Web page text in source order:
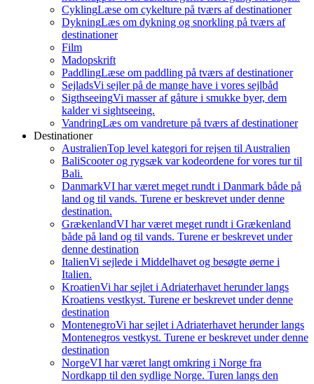
CyklingLæse om cykelture på tværs af destinationer
DykningLæs om dykning og snorkling på tværs af
destinationer
Film
Madopskrift
PaddlingLæse om paddling på tværs af destinationer
SejladsVi sejler på de mange have i vores sejlbåd
SigthseeingVi masser af gåture i smukke byer, dem
kalder vi sightseeing.
VandringLæs om vandreture på tværs af destinationer
Destinationer
AustralienTop level kategori for rejsen til Australien
BaliScooter og rygsæk var kodeordene for vores tur til
Bali.
DanmarkVI har været meget rundt i Danmark både på
land og til vands. Turene er beskrevet under denne
destination.
GrækenlandVI har været meget rundt i Grækenland
både på land og til vands. Turene er beskrevet under
denne destination
ItalienVi sejlede i Middelhavet og besøgte øerne i
Italien.
KroatienVi har sejlet i Adriaterhavet herunder langs
Kroatiens vestkyst. Turene er beskrevet under denne
destination
MontenegroVi har sejlet i Adriaterhavet herunder langs
Montenegros vestkyst. Turene er beskrevet under denne
destination
NorgeVI har været langt omkring i Norge fra
Nordkapp til den sydlige Norge. Turen langs den